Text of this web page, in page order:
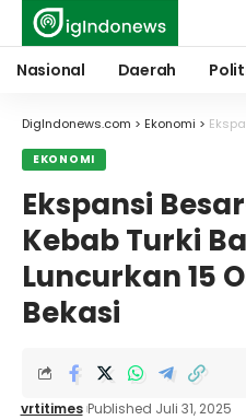
Nasional Daerah
DigIndonews.com > Ekonomi > Ekspansi
EKONOMI
Ekspansi
Kebab Turki
Luncurkan 15
Bekasi
vrtitimes Published Juli 31, 2025